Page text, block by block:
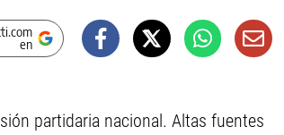
en
partidaria nacional. Altas fuentes